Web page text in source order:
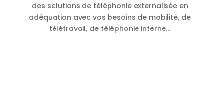
des solutions de téléphonie externalisée en
adéquation avec vos besoins de mobilité, de
télétravail, de téléphonie interne…